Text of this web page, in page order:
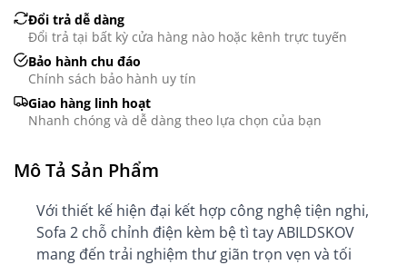
Đổi trả dễ dàng
Đổi trả tại bất kỳ cửa hàng nào hoặc kênh trực tuyến
Bảo hành chu đáo
Chính sách bảo hành uy tín
Giao hàng linh hoạt
Nhanh chóng và dễ dàng theo lựa chọn của bạn
Mô Tả Sản Phẩm
Với thiết kế hiện đại kết hợp công nghệ tiện nghi,
Sofa 2 chỗ chỉnh điện kèm bệ tì tay ABILDSKOV
mang đến trải nghiệm thư giãn trọn vẹn và tối